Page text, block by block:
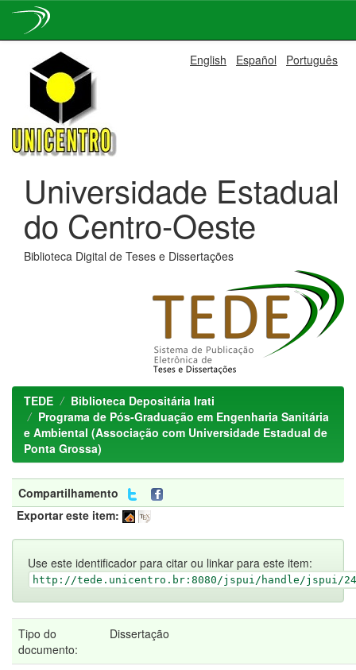
navigation
English Español Português
Universidade Estadual
do Centro-Oeste
Biblioteca Digital de Teses e Dissertações
TEDE
Biblioteca Depositária Irati
Programa de Pós-Graduação em Engenharia Sanitária
e Ambiental (Associação com Universidade Estadual de
Ponta Grossa)
Compartilhamento
Exportar este item:
Use este identificador para citar ou linkar para este item:
http://tede.unicentro.br:8080/jspui/handle/jspui/
Tipo do
documento:
Dissertação